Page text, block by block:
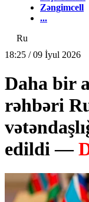
Zəngimcell
...
Ru
18:25 / 09 İyul 2026
Daha bir
rəhbəri
edildi —